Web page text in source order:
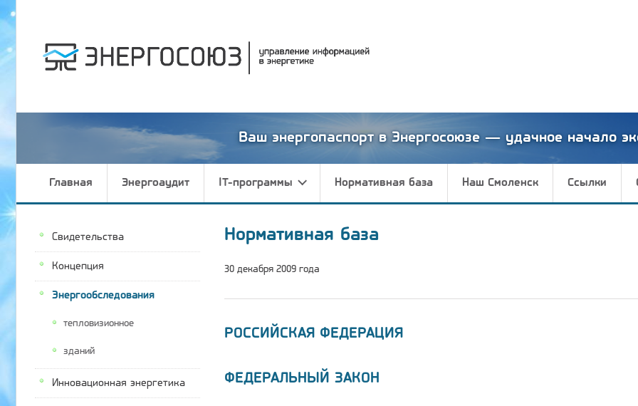
Ваш энергопаспорт в Энергосоюзе — удачное начало
Главная Энергоаудит IT-программы Нормативная база Наш Смоленск Ссылки
Свидетельства
Концепция
Энергообследования
тепловизионное
зданий
Инновационная энергетика
Нормативная база
30 декабря 2009 года
РОССИЙСКАЯ ФЕДЕРАЦИЯ
ФЕДЕРАЛЬНЫЙ ЗАКОН